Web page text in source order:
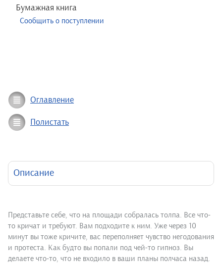
Бумажная книга
Сообщить о поступлении
Оглавление
Полистать
Описание
Представьте себе, что на площади собралась толпа. Все что-
то кричат и требуют. Вам подходите к ним. Уже через 10
минут вы тоже кричите, вас переполняет чувство негодования
и протеста. Как будто вы попали под чей-то гипноз. Вы
делаете что-то, что не входило в ваши планы полчаса назад.